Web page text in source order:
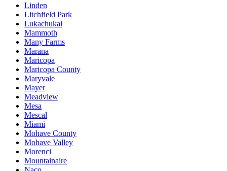
Linden
Litchfield Park
Lukachukai
Mammoth
Many Farms
Marana
Maricopa
Maricopa County
Maryvale
Mayer
Meadview
Mesa
Mescal
Miami
Mohave County
Mohave Valley
Morenci
Mountainaire